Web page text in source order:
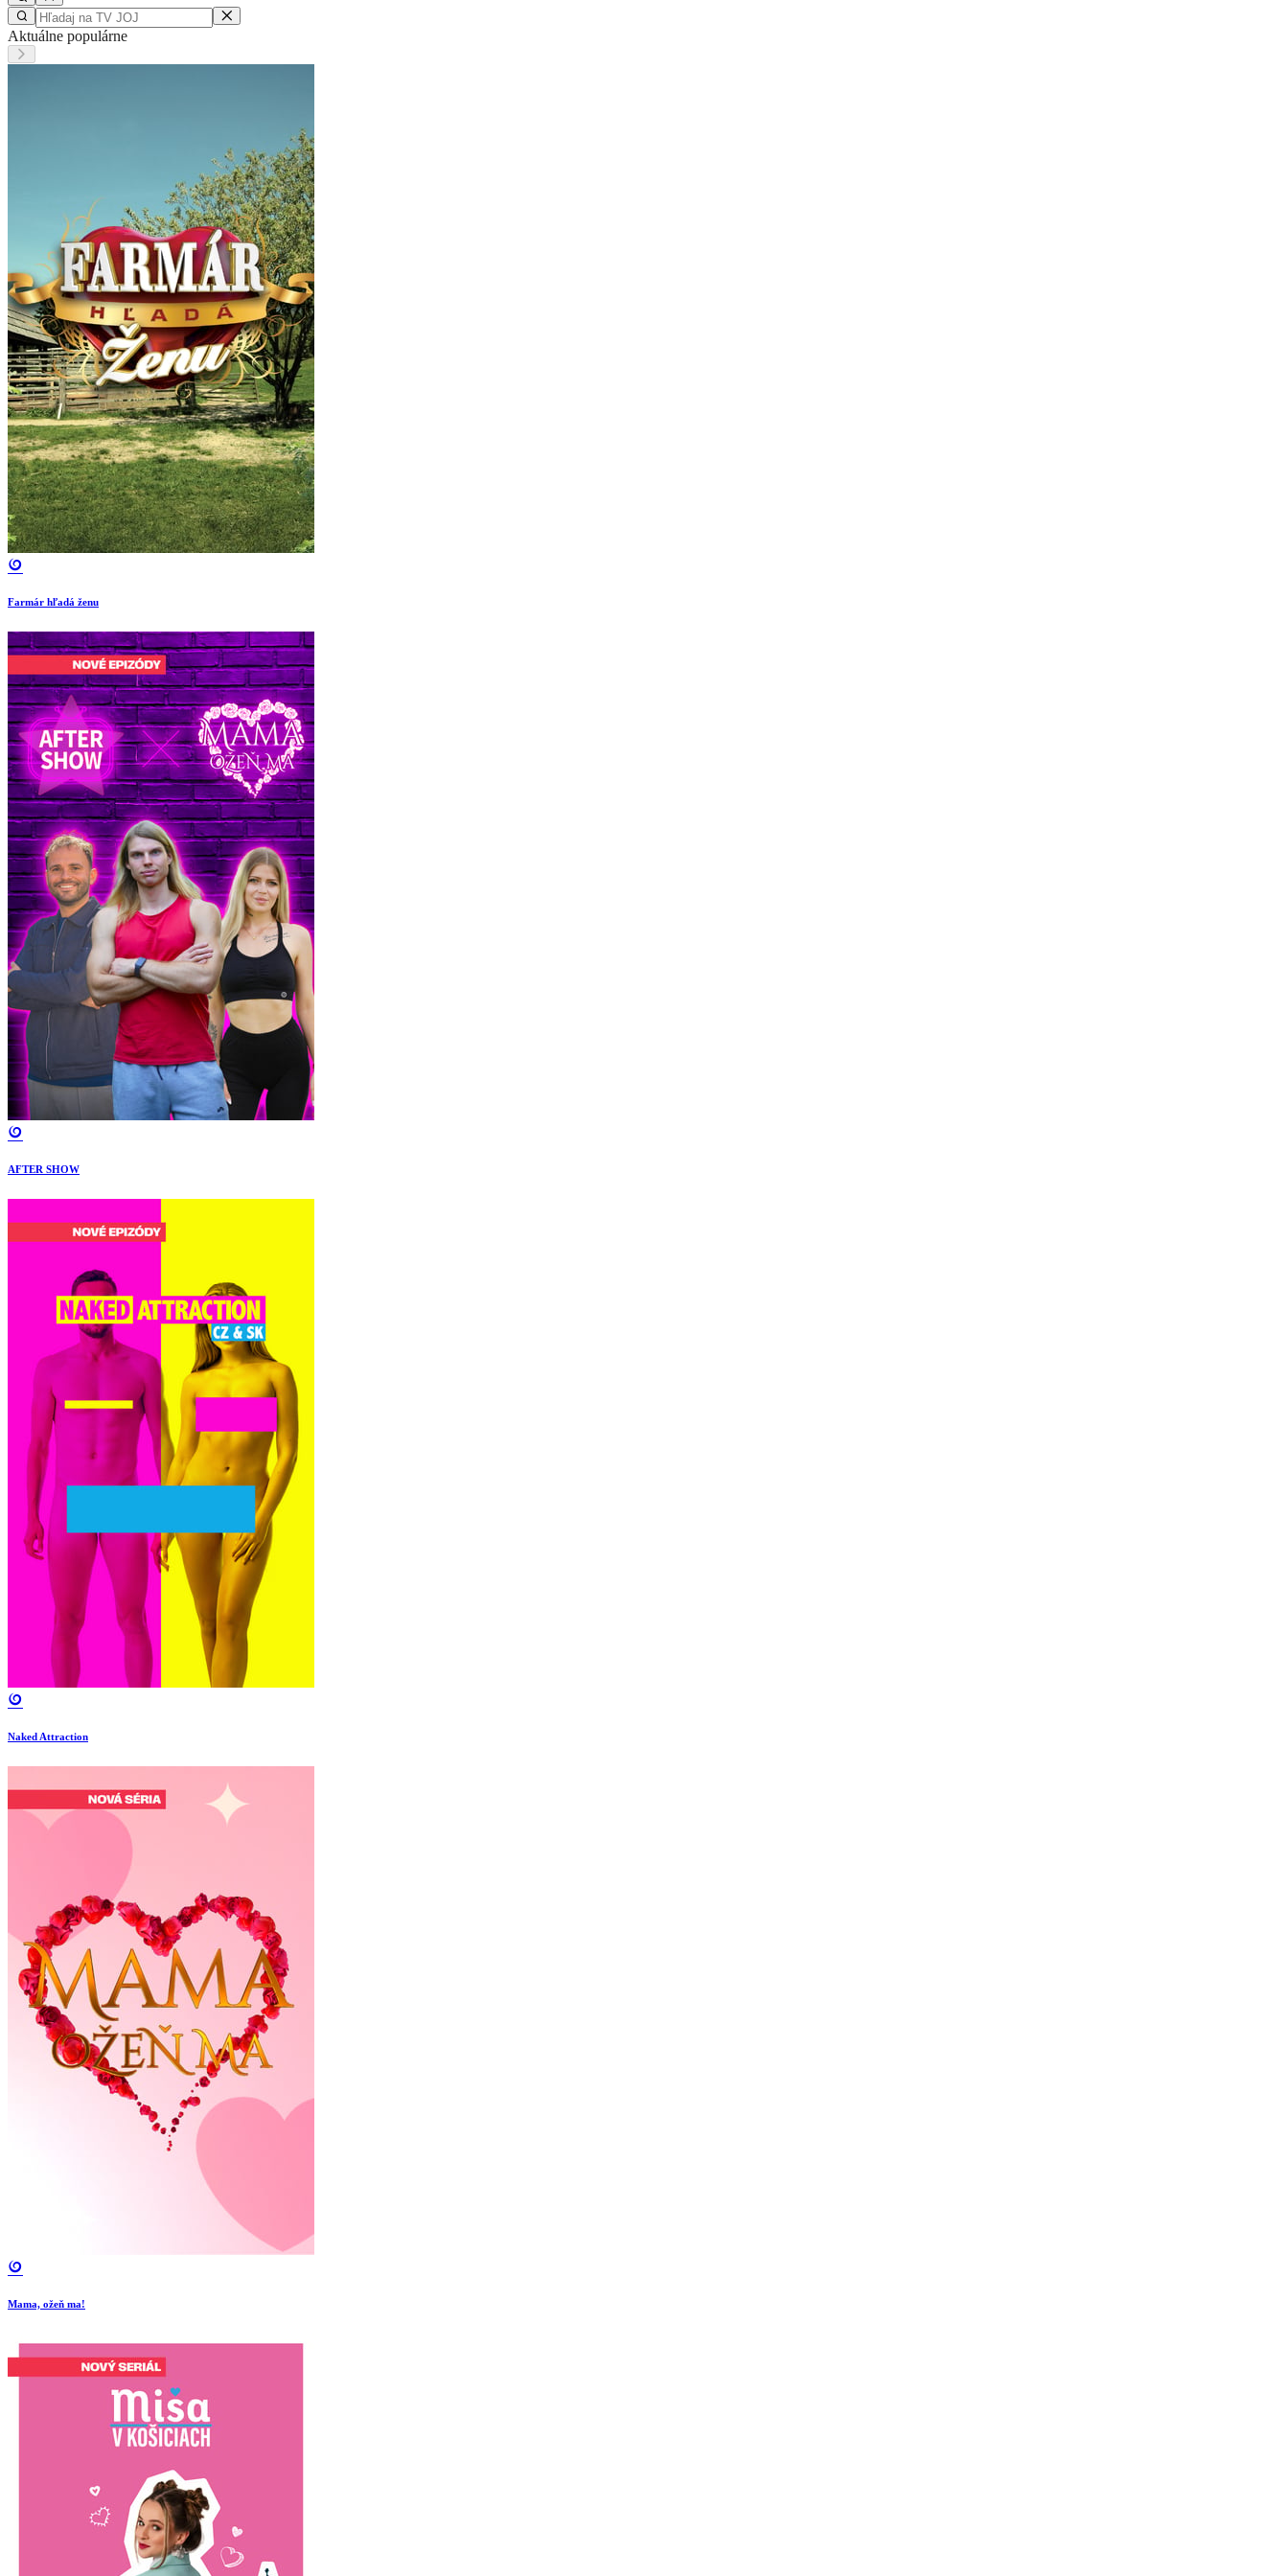
Aktuálne populárne
Farmár hľadá ženu
AFTER SHOW
Naked Attraction
Mama, ožeň ma!